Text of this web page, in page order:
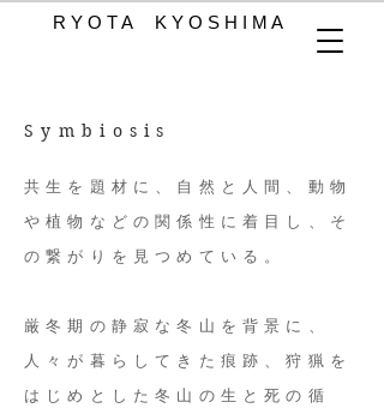
R Y O T A K Y O S H I M A
​Symbiosis
共生を題材に、自然と人間、動物
や植物などの関係性に着目し、そ
の繋がりを見つめている。
厳冬期の静寂な冬山を背景に、
人々が暮らしてきた痕跡、狩猟を
はじめとした冬山の生と死の循